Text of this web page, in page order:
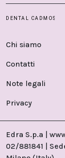
Chi siamo
Contatti
Note legali
Privacy
Edra S.p.a |
02/881841 |